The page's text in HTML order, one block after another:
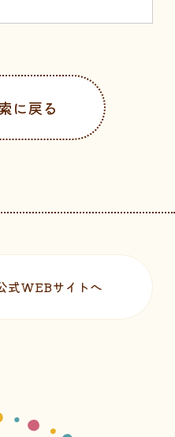
に戻る
式WEBサイトへ